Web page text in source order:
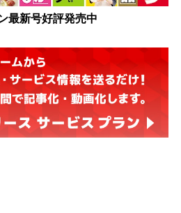
最新号好評発売中